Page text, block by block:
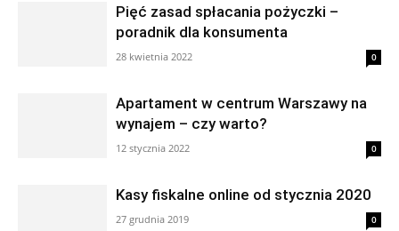
Pięć zasad spłacania pożyczki –
poradnik dla konsumenta
28 kwietnia 2022 0
Apartament w centrum Warszawy na
wynajem – czy warto?
12 stycznia 2022 0
Kasy fiskalne online od stycznia 2020
27 grudnia 2019 0